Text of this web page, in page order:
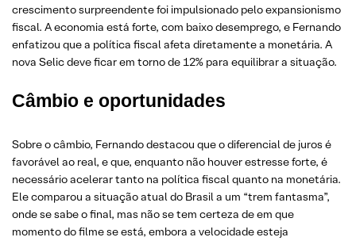
crescimento surpreendente foi impulsionado pelo expansionismo
fiscal. A economia está forte, com baixo desemprego, e Fernando
enfatizou que a política fiscal afeta diretamente a monetária. A
nova Selic deve ficar em torno de 12% para equilibrar a situação.
Câmbio e oportunidades
Sobre o câmbio, Fernando destacou que o diferencial de juros é
favorável ao real, e que, enquanto não houver estresse forte, é
necessário acelerar tanto na política fiscal quanto na monetária.
Ele comparou a situação atual do Brasil a um “trem fantasma”,
onde se sabe o final, mas não se tem certeza de em que
momento do filme se está, embora a velocidade esteja